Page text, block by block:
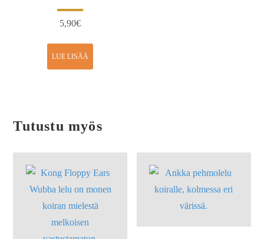
5,90€
LUE LISÄÄ
Tutustu myös